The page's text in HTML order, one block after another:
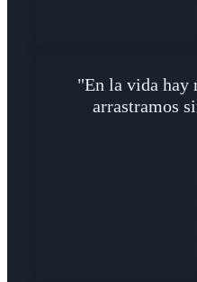
"En la vida hay
arrastramos